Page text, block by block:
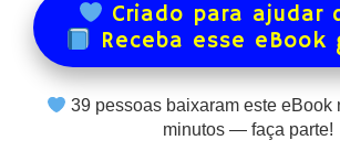
Criado para ajudar
Receba esse
40 pessoas baixaram este
minutos — faça parte!